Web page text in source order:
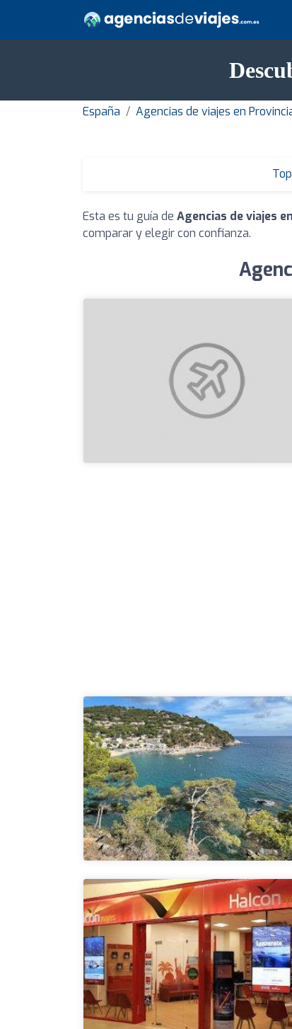
España Agencias de viajes en
Esta es tu guía de Agencias de viajes
comparar y elegir con confianza.